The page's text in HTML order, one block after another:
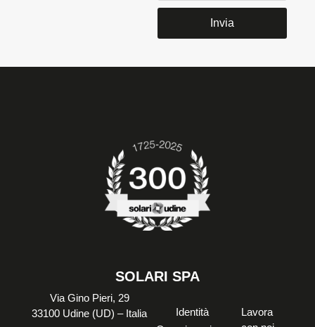
SOLARI SPA
Via Gino Pieri, 29
33100 Udine (UD) – Italia
Identità
Lavora